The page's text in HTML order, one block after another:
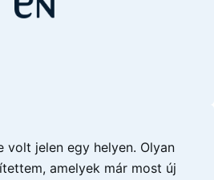
volt jelen egy helyen. Olyan
amelyek már most új